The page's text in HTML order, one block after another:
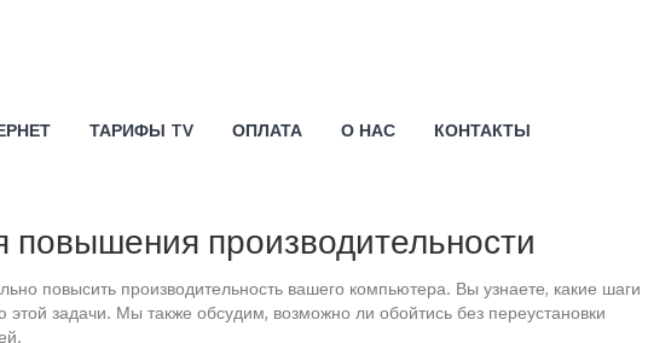
ТАРИФЫ TV ОПЛАТА О НАС КОНТАКТЫ
производительности
повысить производительность вашего компьютера. Вы узнаете, какие шаги
задачи. Мы также обсудим, возможно ли обойтись без переустановки